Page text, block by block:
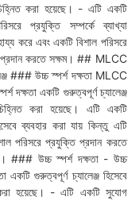
করা হয়েছে। - এটি একটি
প্রযুক্তি সম্পর্কে ব্যাখ্যা
করে এবং একটি বিশাল পরিসরে
করতে সক্ষম। ## MLCC
### উচ্চ স্পর্শ দক্ষতা MLCC
দক্ষতা একটি গুরুত্বপূর্ণ চ্যালেঞ্জ
করা হয়েছে। এটি একটি
ব্যবহার করা যায় কিন্তু এটি
পরিসরে প্রযুক্তি প্রদান করতে
### উচ্চ স্পর্শ দক্ষতা - উচ্চ
একটি গুরুত্বপূর্ণ চ্যালেঞ্জ হিসেবে
হয়েছে। - এটি একটি সুযোগ